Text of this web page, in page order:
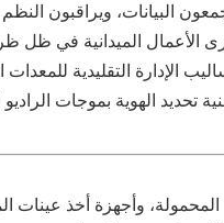
البيانات، ويراقبون
الأعمال الميدانية في
الإدارة التقليدية
وأجهزة أخذ عينات